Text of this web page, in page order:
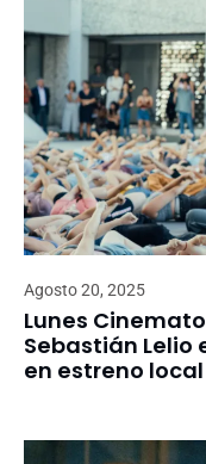
Agosto 20, 2025
Lunes
Sebastián
en estreno local